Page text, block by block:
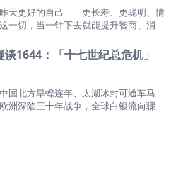
格贬损
与社会规训的两种场域
的共识
、归属感与共同体的边界
让失败变成人格问题
《失败：1891—1900 清王朝的变革、
→右上角分享到微信→微信点开链接
两国分别掀起热潮谈起：艾希曼是否真
海德格尔加入纳粹的争议？她与柏林的
想分歧又体现在哪里？当"不被骂"成了
弃了判断？
天更好的自己——更长寿、更聪明、情
一切，当一针下去就能提升智商、消除
中国政法大学教授罗翔，从德国伦理哲
有多好？理解人类增强计划》出发，
：当"变好"成为一种强制逻辑，当道德
果本位——我们追求的究竟是更好的
1644：「十七世纪总危机」
国北方旱蝗连年、太湖冰封可通车马，
洲深陷三十年战争，全球白银流向骤然
还是向内追问？